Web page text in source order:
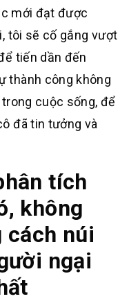
mới đạt được
tôi sẽ cố gắng vượt
tiến dần đến
thành công không
cuộc sống, để
đã tin tưởng và
tích
không
cách núi
ngại